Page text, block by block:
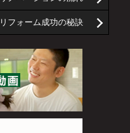
リフォーム成功の秘訣